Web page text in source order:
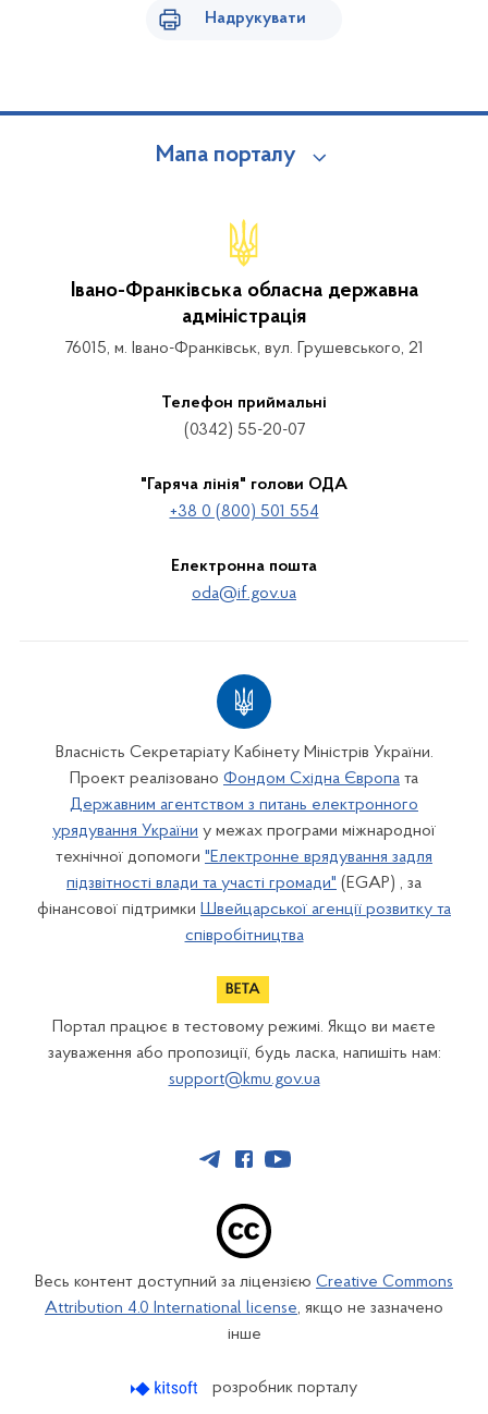
Надрукувати
Мапа порталу
Івано-Франківська обласна державна
адміністрація
76015, м. Івано-Франківськ, вул. Грушевського, 21
Телефон приймальні
(0342) 55-20-07
"Гаряча лінія" голови ОДА
+38 0 (800) 501 554
Електронна пошта
oda@if.gov.ua
Власність Секретаріату Кабінету Міністрів України.
Проект реалізовано Фондом Східна Європа та
Державним агентством з питань електронного
урядування України у межах програми міжнародної
технічної допомоги "Електронне врядування задля
підзвітності влади та участі громади" (EGAP) , за
фінансової підтримки Швейцарської агенції розвитку та
співробітництва
Портал працює в тестовому режимі. Якщо ви маєте
зауваження або пропозиції, будь ласка, напишіть нам:
support@kmu.gov.ua
Весь контент доступний за ліцензією Creative Commons
Attribution 4.0 International license, якщо не зазначено
інше
розробник порталу